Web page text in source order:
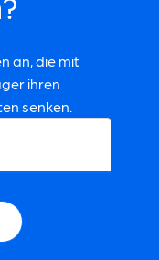
an, die mit
ihren
senken.